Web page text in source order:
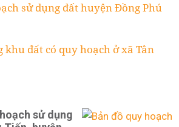
sử dụng đất huyện Đồng Phú
khu đất có quy hoạch ở xã Tân
sử dụng